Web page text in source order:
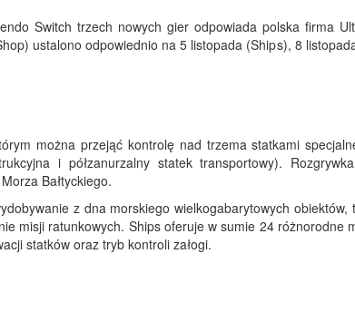
Switch trzech nowych gier odpowiada polska firma
ustalono odpowiednio na 5 listopada (Ships), 8
można przejąć kontrolę nad trzema statkami
i półzanurzalny statek transportowy).
Bałtyckiego.
z dna morskiego wielkogabarytowych
misji ratunkowych. Ships oferuje w sumie 24 różnorodne
statków oraz tryb kontroli załogi.